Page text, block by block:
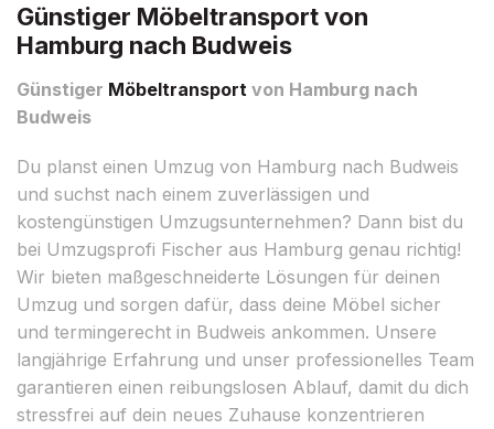
Günstiger Möbeltransport von
Hamburg nach Budweis
Günstiger Möbeltransport von Hamburg nach
Budweis
Du planst einen Umzug von Hamburg nach Budweis
und suchst nach einem zuverlässigen und
kostengünstigen Umzugsunternehmen? Dann bist du
bei Umzugsprofi Fischer aus Hamburg genau richtig!
Wir bieten maßgeschneiderte Lösungen für deinen
Umzug und sorgen dafür, dass deine Möbel sicher
und termingerecht in Budweis ankommen. Unsere
langjährige Erfahrung und unser professionelles Team
garantieren einen reibungslosen Ablauf, damit du dich
stressfrei auf dein neues Zuhause konzentrieren